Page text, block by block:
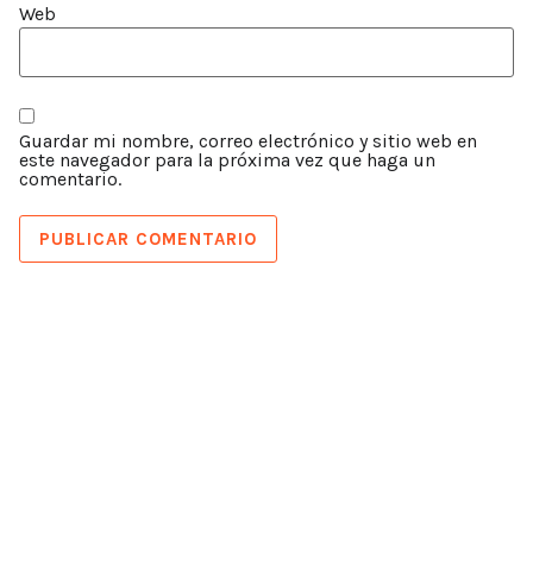
Web
Guardar mi nombre, correo electrónico y sitio web en
este navegador para la próxima vez que haga un
comentario.